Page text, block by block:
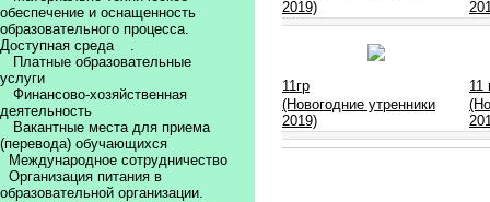
обеспечение и оснащенность
образовательного процесса.
Доступная среда
.
Платные образовательные
услуги
Финансово-хозяйственная
деятельность
Вакантные места для приема
(перевода) обучающихся
Международное сотрудничество
Организация питания в
образовательной организации.
2019)
11гр
(Новогодние утренники
2019)
11